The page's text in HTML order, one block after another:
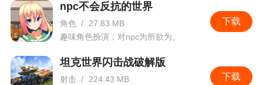
挥官上月可兑换次数未使用完，对应剩余商品数量
和可兑换次数将累计至下个月。
5.优化：“每日事务”任务调整优化，原部分任务
下载
npc不会反抗的世界
角色 /
27.83 MB
趣味角色扮演，对npc为所欲为。
下载
坦克世界闪击战破解版
射击 /
224.43 MB